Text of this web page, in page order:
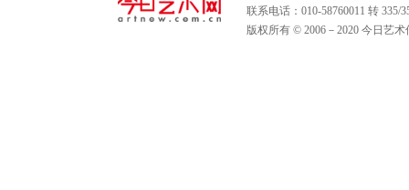
联系电话：010-58760011 转
版权所有 © 2006－2020 今日艺